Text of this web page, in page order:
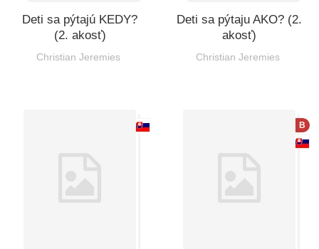
Deti sa pýtajú KEDY?
(2. akosť)
Christian Jeremies
Deti sa pýtaju AKO? (2.
akosť)
Christian Jeremies
B